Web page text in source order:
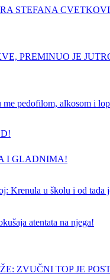
STEFANA
PREMINUO JE
pedofilom, alkosom i
I GLADNIMA!
Krenula u školu i od tada
atentata na njega!
ZVUČNI TOP JE